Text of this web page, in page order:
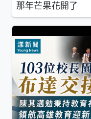
那年芒果花開了